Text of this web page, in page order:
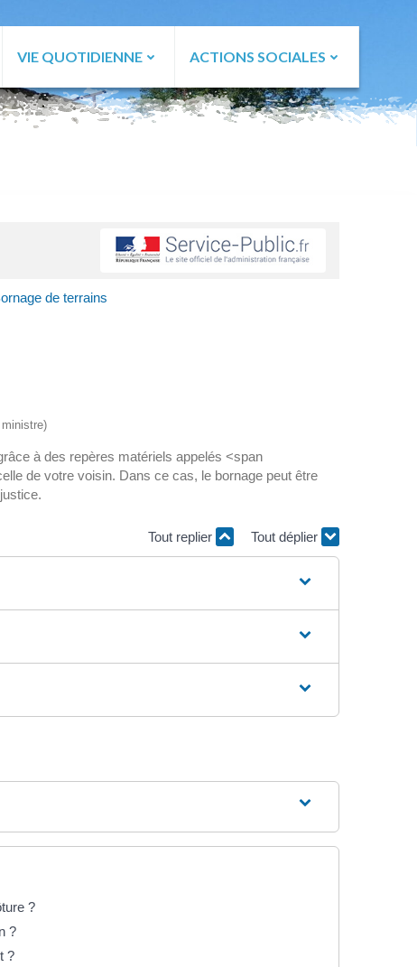
VIE QUOTIDIENNE ACTIONS SOCIALES
de terrains
à des repères matériels appelés <span
de votre voisin. Dans ce cas, le bornage peut être
Tout replier Tout déplier
?
?
?